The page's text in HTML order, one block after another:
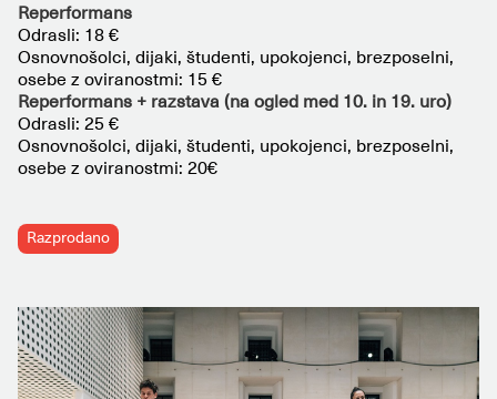
Reperformans
Odrasli: 18 €
Osnovnošolci, dijaki, študenti, upokojenci, brezposelni,
osebe z oviranostmi: 15 €
Reperformans + razstava (na ogled med 10. in 19. uro)
Odrasli: 25 €
Osnovnošolci, dijaki, študenti, upokojenci, brezposelni,
osebe z oviranostmi: 20€
Razprodano